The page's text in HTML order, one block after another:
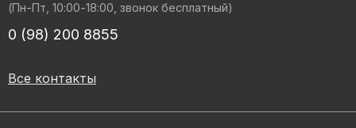
(Пн-Пт, 10:00-18:00, звонок бесплатный)
0 (98) 200 8855
Все контакты